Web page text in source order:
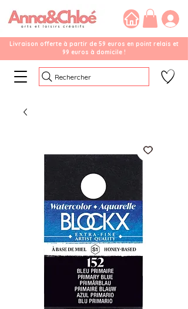
Livraison offerte à partir de 59 euros en point relais et
99 euros à domicile !
Rechercher